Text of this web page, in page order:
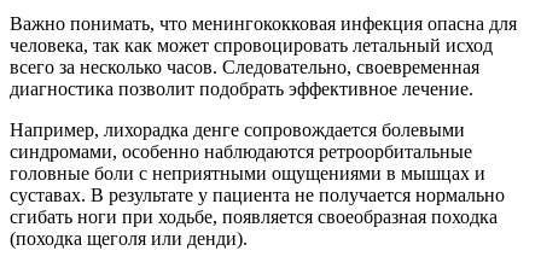
Важно понимать, что менингококковая инфекция опасна для
человека, так как может спровоцировать летальный исход
всего за несколько часов. Следовательно, своевременная
диагностика позволит подобрать эффективное лечение.
Например, лихорадка денге сопровождается болевыми
синдромами, особенно наблюдаются ретроорбитальные
головные боли с неприятными ощущениями в мышцах и
суставах. В результате у пациента не получается нормально
сгибать ноги при ходьбе, появляется своеобразная походка
(походка щеголя или денди).